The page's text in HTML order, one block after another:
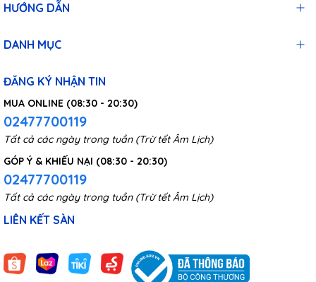
HƯỚNG DẪN
DANH MỤC
ĐĂNG KÝ NHẬN TIN
MUA ONLINE (08:30 - 20:30)
02477700119
Tất cả các ngày trong tuần (Trừ tết Âm Lịch)
GÓP Ý & KHIẾU NẠI (08:30 - 20:30)
02477700119
Tất cả các ngày trong tuần (Trừ tết Âm Lịch)
LIÊN KẾT SÀN